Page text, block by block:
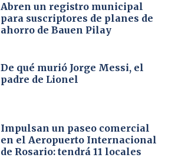
Abren un registro municipal
para suscriptores de planes de
ahorro de Bauen Pilay
De qué murió Jorge Messi, el
padre de Lionel
Impulsan un paseo comercial
en el Aeropuerto Internacional
de Rosario: tendrá 11 locales